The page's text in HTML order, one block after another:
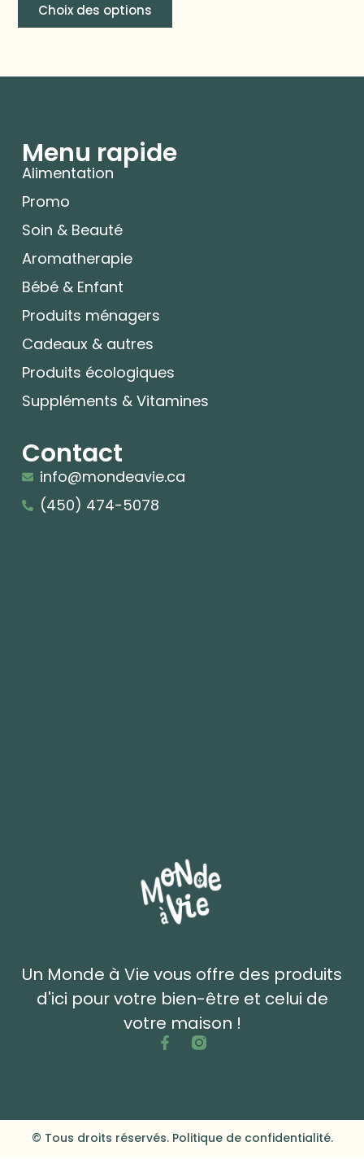
Choix des options
Un Monde à Vie vous offre des produits
d'ici pour votre bien-être et celui de
votre maison !
Menu rapide
Alimentation
Promo
Soin & Beauté
Aromatherapie
Bébé & Enfant
Produits ménagers
Cadeaux & autres
Produits écologiques
Suppléments & Vitamines
Contact
info@mondeavie.ca
(450) 474-5078
© Tous droits réservés. Politique de confidentialité.